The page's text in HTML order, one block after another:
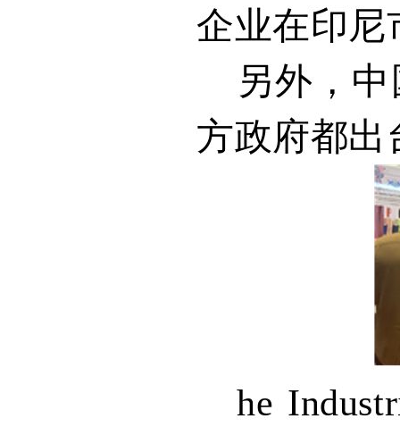
企业在印尼
另外，
方政府都出
he